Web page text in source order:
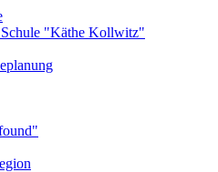
"Käthe Kollwitz"